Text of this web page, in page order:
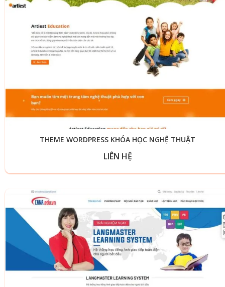
THEME WORDPRESS KHÓA HỌC NGHỆ THUẬT
LIÊN HỆ